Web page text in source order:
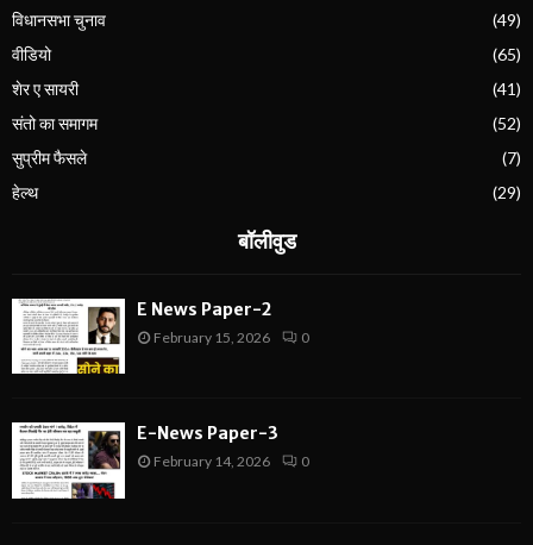
विधानसभा चुनाव
(49)
वीडियो
(65)
शेर ए सायरी
(41)
संतो का समागम
(52)
सुप्रीम फैसले
(7)
हेल्थ
(29)
बॉलीवुड
E News Paper-2
February 15, 2026 0
E-News Paper-3
February 14, 2026 0